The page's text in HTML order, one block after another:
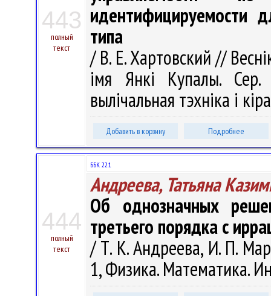
443
полный
текст
идентифицируемости
типа
/ В. Е. Хартовский //
імя Янкі Купалы. Сер.
вылічальная тэхніка і
Добавить в корзину Подробнее
444
полный
текст
ББК 22.1
Андреева, Татьяна
Об однозначных
третьего порядка с
/ Т. К. Андреева, И. П.
1, Физика. Математика.